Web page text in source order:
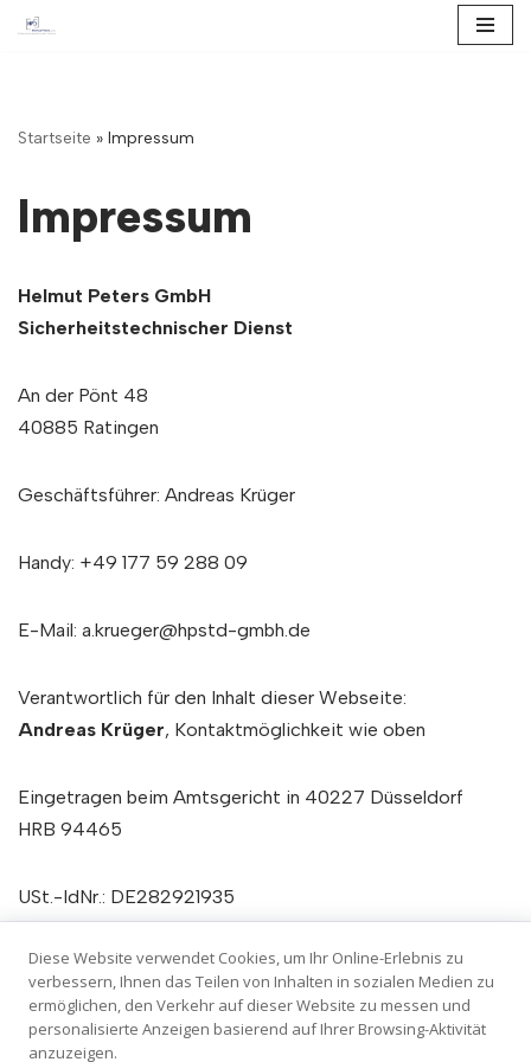
springen
Startseite » Impressum
Impressum
Helmut Peters GmbH
Sicherheitstechnischer Dienst
An der Pönt 48
40885 Ratingen
Geschäftsführer: Andreas Krüger
Handy: +49 177 59 288 09
E-Mail: a.krueger@hpstd-gmbh.de
Verantwortlich für den Inhalt dieser Webseite:
Andreas Krüger, Kontaktmöglichkeit wie oben
Eingetragen beim Amtsgericht in 40227 Düsseldorf
HRB 94465
USt.-IdNr.: DE282921935
Berufshaftpflichtversicherung: HDI Versicherung AG, HDI
Platz 1, 30659 Hannover
Geltungsraum der Versicherung: Deutschland
Diese Website verwendet Cookies, um Ihr Online-Erlebnis zu
verbessern, Ihnen das Teilen von Inhalten in sozialen Medien zu
ermöglichen, den Verkehr auf dieser Website zu messen und
personalisierte Anzeigen basierend auf Ihrer Browsing-Aktivität
anzuzeigen.